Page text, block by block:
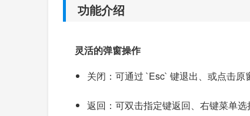
功能介绍
灵活的弹窗操作
关闭：可通过 `Esc` 键退出、或点击原
返回：可双击指定键返回、右键菜单选